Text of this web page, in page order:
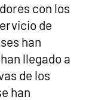
con los
de
han
llegado a
de los
han